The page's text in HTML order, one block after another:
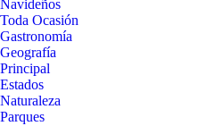
Navideños
Toda Ocasión
Gastronomía
Geografía
Principal
Estados
Naturaleza
Parques